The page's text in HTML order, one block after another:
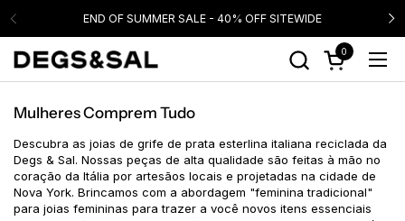
END OF SUMMER SALE - 40% OFF SITEWIDE
Abrir carrinho
0
Mulheres Comprem Tudo
Descubra as joias de grife de prata esterlina italiana reciclada da
Degs & Sal. Nossas peças de alta qualidade são feitas à mão no
coração da Itália por artesãos locais e projetadas na cidade de
Nova York. Brincamos com a abordagem "feminina tradicional"
para joias femininas para trazer a você novos itens essenciais